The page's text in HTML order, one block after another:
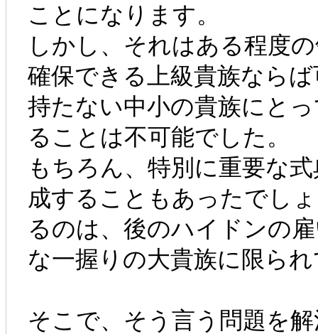
ことになります。
しかし、それはある程度
確保できる上級貴族なら
持たない中小の貴族にと
ることは不可能でした。
もちろん、特別に重要な
成することもあったでし
るのは、後のハイドンの
な一握りの大貴族に限ら
そこで、そう言う問題を